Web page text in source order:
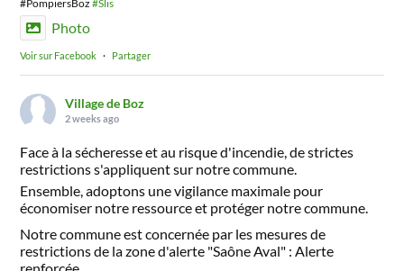
#PompiersBoz#Slis
Photo
Voir sur Facebook · Partager
Village de Boz
2 weeks ago
Face à la sécheresse et au risque d'incendie, de strictes
restrictions s'appliquent sur notre commune.
Ensemble, adoptons une vigilance maximale pour
économiser notre ressource et protéger notre commune.
Notre commune est concernée par les mesures de
restrictions de la zone d'alerte "Saône Aval" : Alerte